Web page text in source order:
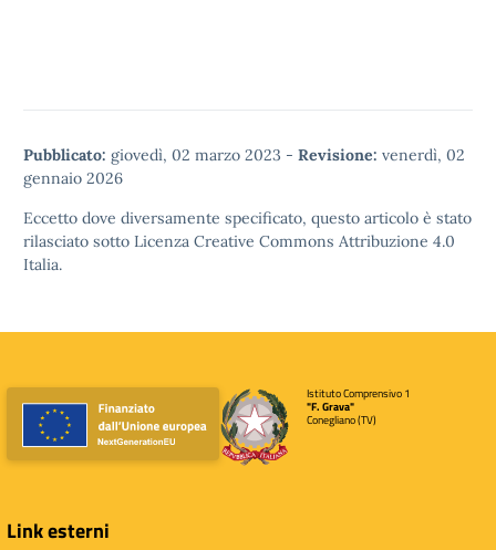
Pubblicato: giovedì, 02 marzo 2023 - Revisione: venerdì, 02
gennaio 2026
Eccetto dove diversamente specificato, questo articolo è stato
rilasciato sotto Licenza Creative Commons Attribuzione 4.0
Italia.
Istituto Comprensivo 1
"F. Grava"
Conegliano (TV)
Link esterni